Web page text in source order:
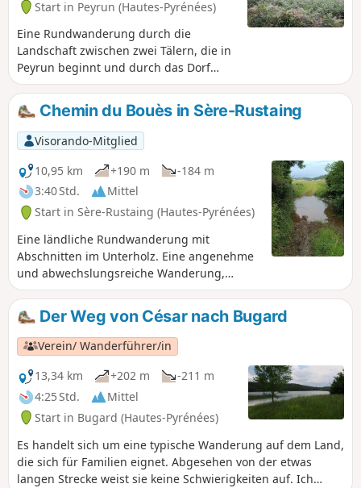
Start in Peyrun (Hautes-Pyrénées)
Eine Rundwanderung durch die
Landschaft zwischen zwei Tälern, die in
Peyrun beginnt und durch das Dorf
Sénac führt.
Chemin du Bouès in Sère-Rustaing
Visorando-Mitglied
10,95 km
+190 m
-184 m
3:40 Std.
Mittel
Start in Sère-Rustaing (Hautes-Pyrénées)
Eine ländliche Rundwanderung mit
Abschnitten im Unterholz. Eine angenehme
und abwechslungsreiche Wanderung,
sowohl was die Wege als auch die
Landschaften betrifft.
Der Weg von César nach Bugard
Verein/ Wanderführer/in
13,34 km
+202 m
-211 m
4:25 Std.
Mittel
Start in Bugard (Hautes-Pyrénées)
Es handelt sich um eine typische Wanderung auf dem Land,
die sich für Familien eignet. Abgesehen von der etwas
langen Strecke weist sie keine Schwierigkeiten auf. Ich